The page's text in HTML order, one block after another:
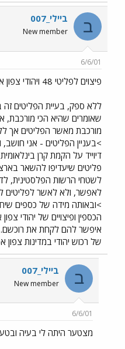
ב ביילי_007
New member
6/6/01
פיצוים לפליטי 48 ויהודי צפון אפריקה
ללא ספק, בעיית הפליטים
שאומרים שהיא הכי מורכבת,
מורכבת מאשר הפליטים אך
>בעניין הפליטים - אני
דיוייד על הקמת קרן
פליטים שיעדיפו להשאר
לשטחי הרשות הפלסטינית,
לאפשר, ולא לאשר לפליטים
הכספין ופיצויים של יהודי
איפשר להם לקחת את רוכשם.
של רכוש יהודי במדינות צפון
ב ביילי_007
New member
6/6/01
מצטער היתה לי בעיה